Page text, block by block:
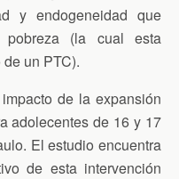
y endogeneidad que
(la cual esta
un PTC).
de la expansión
adolecentes de 16 y 17
El estudio encuentra
de esta intervención